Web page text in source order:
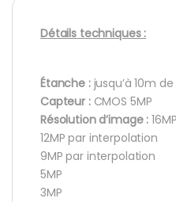
Détails techniques :
Étanche :jusqu’à 10m
Capteur :CMOS 5MP
Résolution d’image :
12MP par interpolation
9MP par interpolation
5MP
3MP